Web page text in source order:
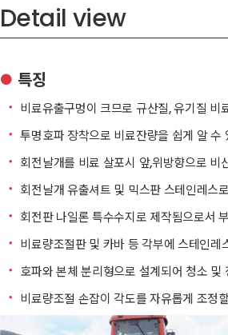
Detail view
● 특징
ㆍ 비료유출구멍이 크므로 규산질, 유기질 비
ㆍ 투명호파 장착으로 비료잔량을 쉽게 알 수
ㆍ 회전날개를 비료 살포시 앞,위방향으로 비
ㆍ 회전날개 유출셔트 및 믹스판 스테인레스
ㆍ 회전판 나일론 특수수지로 제작됨으로서
ㆍ 비료량조절판 및 카바 등 각부에 스테인레
ㆍ 호파와 본체 분리형으로 설계되어 청소 및
ㆍ 비료량조절 손잡이 각도를 자유롭게 조정